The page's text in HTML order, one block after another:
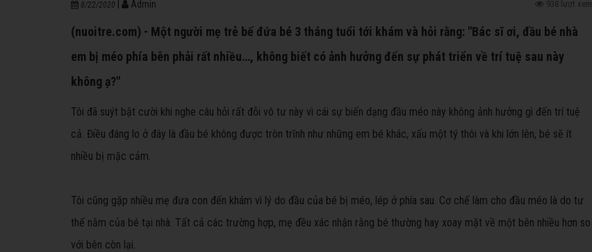
8/22/2020 Admin 938 lượt xem
(nuoitre.com) - Một người mẹ trẻ bế đứa bé 3 tháng tuổi tới khám và hỏi rằng: "Bác sĩ ơi, đầu bé nhà
em bị méo phía bên phải rất nhiều…, không biết có ảnh hưởng đến sự phát triển về trí tuệ sau này
không ạ?"
Tôi đã suýt bật cười khi nghe câu hỏi rất đỗi vô tư này vì cái sự biến dạng đầu méo này không ảnh hưởng gì đến trí tuệ
cả. Điều đáng lo ở đây là đầu bé không được tròn trĩnh như những em bé khác, xấu một tý thôi và khi lớn lên, bé sẽ ít
nhiều bị mặc cảm.
Tôi cũng gặp nhiều mẹ đưa con đến khám vì lý do đầu của bé bị méo, lép ở phía sau. Cơ chế làm cho đầu méo là do tư
thế nằm của bé tại nhà. Tất cả các trường hợp, mẹ đều xác nhận rằng bé thường hay xoay mặt về một bên nhiều hơn so
với bên còn lại.